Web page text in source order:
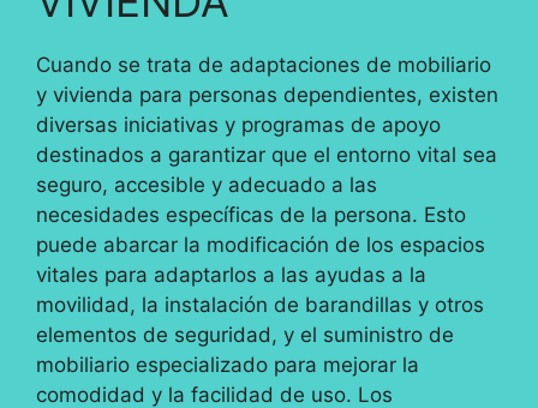
Cuando se trata de adaptaciones de mobiliario
y vivienda para personas dependientes, existen
diversas iniciativas y programas de apoyo
destinados a garantizar que el entorno vital sea
seguro, accesible y adecuado a las
necesidades específicas de la persona. Esto
puede abarcar la modificación de los espacios
vitales para adaptarlos a las ayudas a la
movilidad, la instalación de barandillas y otros
elementos de seguridad, y el suministro de
mobiliario especializado para mejorar la
comodidad y la facilidad de uso. Los